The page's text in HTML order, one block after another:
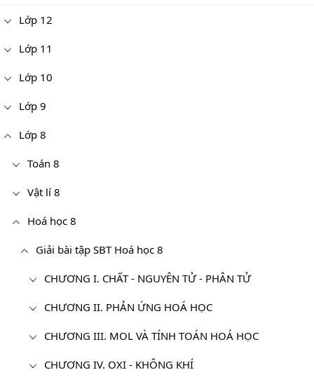
Lớp 12
Lớp 11
Lớp 10
Lớp 9
Lớp 8
Toán 8
Vật lí 8
Hoá học 8
Giải bài tập SBT Hoá học 8
CHƯƠNG I. CHẤT - NGUYÊN TỬ - PHÂN TỬ
CHƯƠNG II. PHẢN ỨNG HOÁ HỌC
CHƯƠNG III. MOL VÀ TÍNH TOÁN HOÁ HỌC
CHƯƠNG IV. OXI - KHÔNG KHÍ